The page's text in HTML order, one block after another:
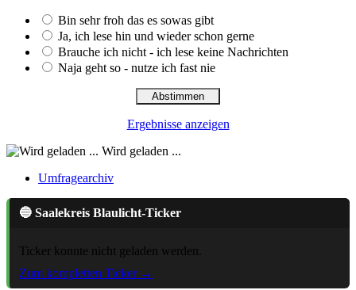
Bin sehr froh das es sowas gibt
Ja, ich lese hin und wieder schon gerne
Brauche ich nicht - ich lese keine Nachrichten
Naja geht so - nutze ich fast nie
Ergebnisse anzeigen
Wird geladen ...
Umfragearchiv
🔵 Saalekreis Blaulicht-Ticker
Ticker konnte nicht geladen werden.
Zum kompletten Ticker →